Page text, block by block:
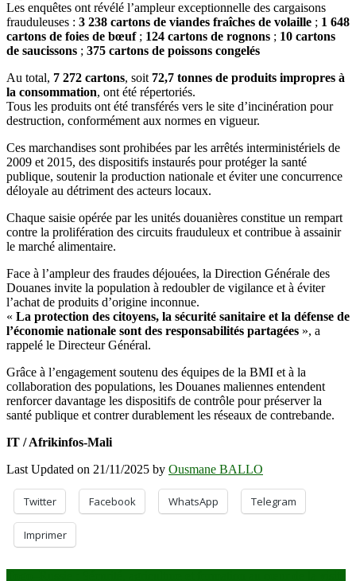
Les enquêtes ont révélé l’ampleur exceptionnelle des cargaisons
frauduleuses : 3 238 cartons de viandes fraîches de volaille ; 1 648
cartons de foies de bœuf ; 124 cartons de rognons ; 10 cartons
de saucissons ; 375 cartons de poissons congelés
Au total, 7 272 cartons, soit 72,7 tonnes de produits impropres à
la consommation, ont été répertoriés.
Tous les produits ont été transférés vers le site d’incinération pour
destruction, conformément aux normes en vigueur.
Ces marchandises sont prohibées par les arrêtés interministériels de
2009 et 2015, des dispositifs instaurés pour protéger la santé
publique, soutenir la production nationale et éviter une concurrence
déloyale au détriment des acteurs locaux.
Chaque saisie opérée par les unités douanières constitue un rempart
contre la prolifération des circuits frauduleux et contribue à assainir
le marché alimentaire.
Face à l’ampleur des fraudes déjouées, la Direction Générale des
Douanes invite la population à redoubler de vigilance et à éviter
l’achat de produits d’origine inconnue.
« La protection des citoyens, la sécurité sanitaire et la défense de
l’économie nationale sont des responsabilités partagées », a
rappelé le Directeur Général.
Grâce à l’engagement soutenu des équipes de la BMI et à la
collaboration des populations, les Douanes maliennes entendent
renforcer davantage les dispositifs de contrôle pour préserver la
santé publique et contrer durablement les réseaux de contrebande.
IT / Afrikinfos-Mali
Last Updated on 21/11/2025 by Ousmane BALLO
Twitter Facebook WhatsApp Telegram
Imprimer